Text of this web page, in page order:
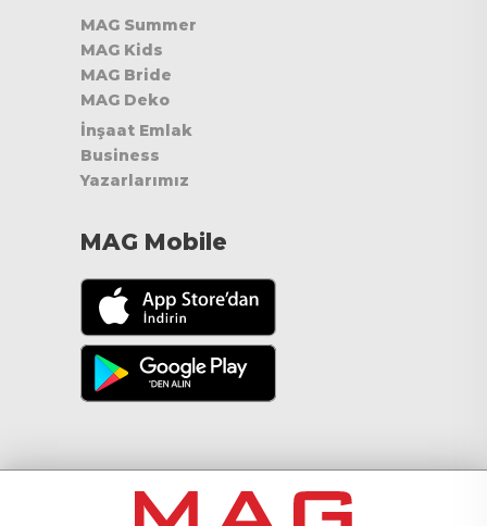
MAG Summer
MAG Kids
MAG Bride
MAG Deko
İnşaat Emlak
Business
Yazarlarımız
MAG Mobile